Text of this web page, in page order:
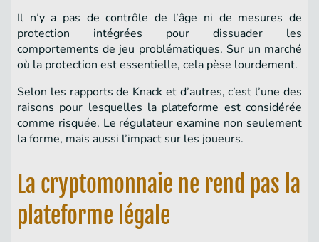
Il n’y a pas de contrôle de l’âge ni de mesures de
protection intégrées pour dissuader les
comportements de jeu problématiques. Sur un marché
où la protection est essentielle, cela pèse lourdement.
Selon les rapports de Knack et d’autres, c’est l’une des
raisons pour lesquelles la plateforme est considérée
comme risquée. Le régulateur examine non seulement
la forme, mais aussi l’impact sur les joueurs.
La cryptomonnaie ne rend pas la
plateforme légale